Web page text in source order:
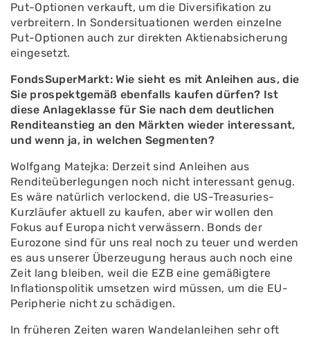
Put-Optionen verkauft, um die Diversifikation zu
verbreitern. In Sondersituationen werden einzelne
Put-Optionen auch zur direkten Aktienabsicherung
eingesetzt.
FondsSuperMarkt: Wie sieht es mit Anleihen aus, die
Sie prospektgemäß ebenfalls kaufen dürfen? Ist
diese Anlageklasse für Sie nach dem deutlichen
Renditeanstieg an den Märkten wieder interessant,
und wenn ja, in welchen Segmenten?
Wolfgang Matejka: Derzeit sind Anleihen aus
Renditeüberlegungen noch nicht interessant genug.
Es wäre natürlich verlockend, die US-Treasuries-
Kurzläufer aktuell zu kaufen, aber wir wollen den
Fokus auf Europa nicht verwässern. Bonds der
Eurozone sind für uns real noch zu teuer und werden
es aus unserer Überzeugung heraus auch noch eine
Zeit lang bleiben, weil die EZB eine gemäßigtere
Inflationspolitik umsetzen wird müssen, um die EU-
Peripherie nicht zu schädigen.
In früheren Zeiten waren Wandelanleihen sehr oft